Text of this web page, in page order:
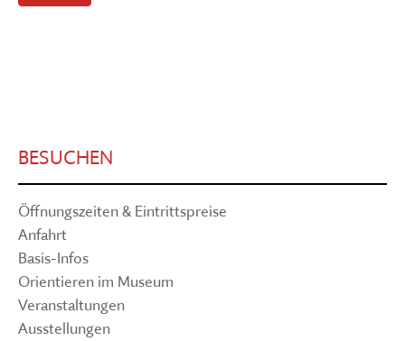
BESUCHEN
Öffnungszeiten & Eintrittspreise
Anfahrt
Basis-Infos
Orientieren im Museum
Veranstaltungen
Ausstellungen